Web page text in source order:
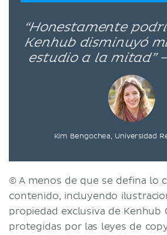
“Honestamente
Kenhub disminuyó
estudio a la mitad” –
Kim Bengochea, Universidad
© A menos de que se defina lo
contenido, incluyendo
propiedad exclusiva de Kenhub
protegidas por las leyes de